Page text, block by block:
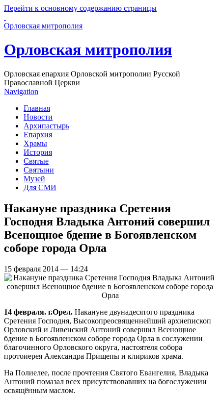
Перейти к основному содержанию страницы
Орловская митрополия
Орловская митрополия
Орловская епархия Орловской митрополии Русской
Православной Церкви
Navigation
Главная
Новости
Архипастырь
Епархия
Храмы
История
Святые
Святыни
Музей
Для СМИ
Накануне праздника Сретения
Господня Владыка Антоний совершил
Всенощное бдение в Богоявленском
соборе города Орла
15 февраля 2014 — 14:24
14 февраля. г.Орел. Накануне двунадесятого праздника
Сретения Господня, Высокопреосвященнейший архиепископ
Орловский и Ливенский Антоний совершил Всенощное
бдение в Богоявленском соборе города Орла в сослужении
благочинного Орловского округа, настоятеля собора
протоиерея Александра Прищепы и клириков храма.
На Полиелее, после прочтения Святого Евангелия, Владыка
Антоний помазал всех присутствовавших на богослужении
освящённым маслом.